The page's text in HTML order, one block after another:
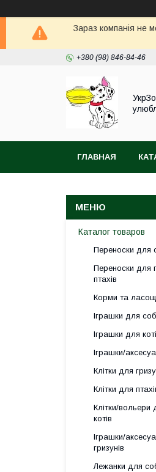
Зараз компанія не
+380 (98) 846-84-46
ГЛАВНАЯ
Каталог товаров
Переноски для
Переноски для
птахів
Корми та
Іграшки для
Іграшки для
Іграшки/
Клітки для
Клітки для
Клітки/вольери
котів
Іграшки/
гризунів
Лежанки для